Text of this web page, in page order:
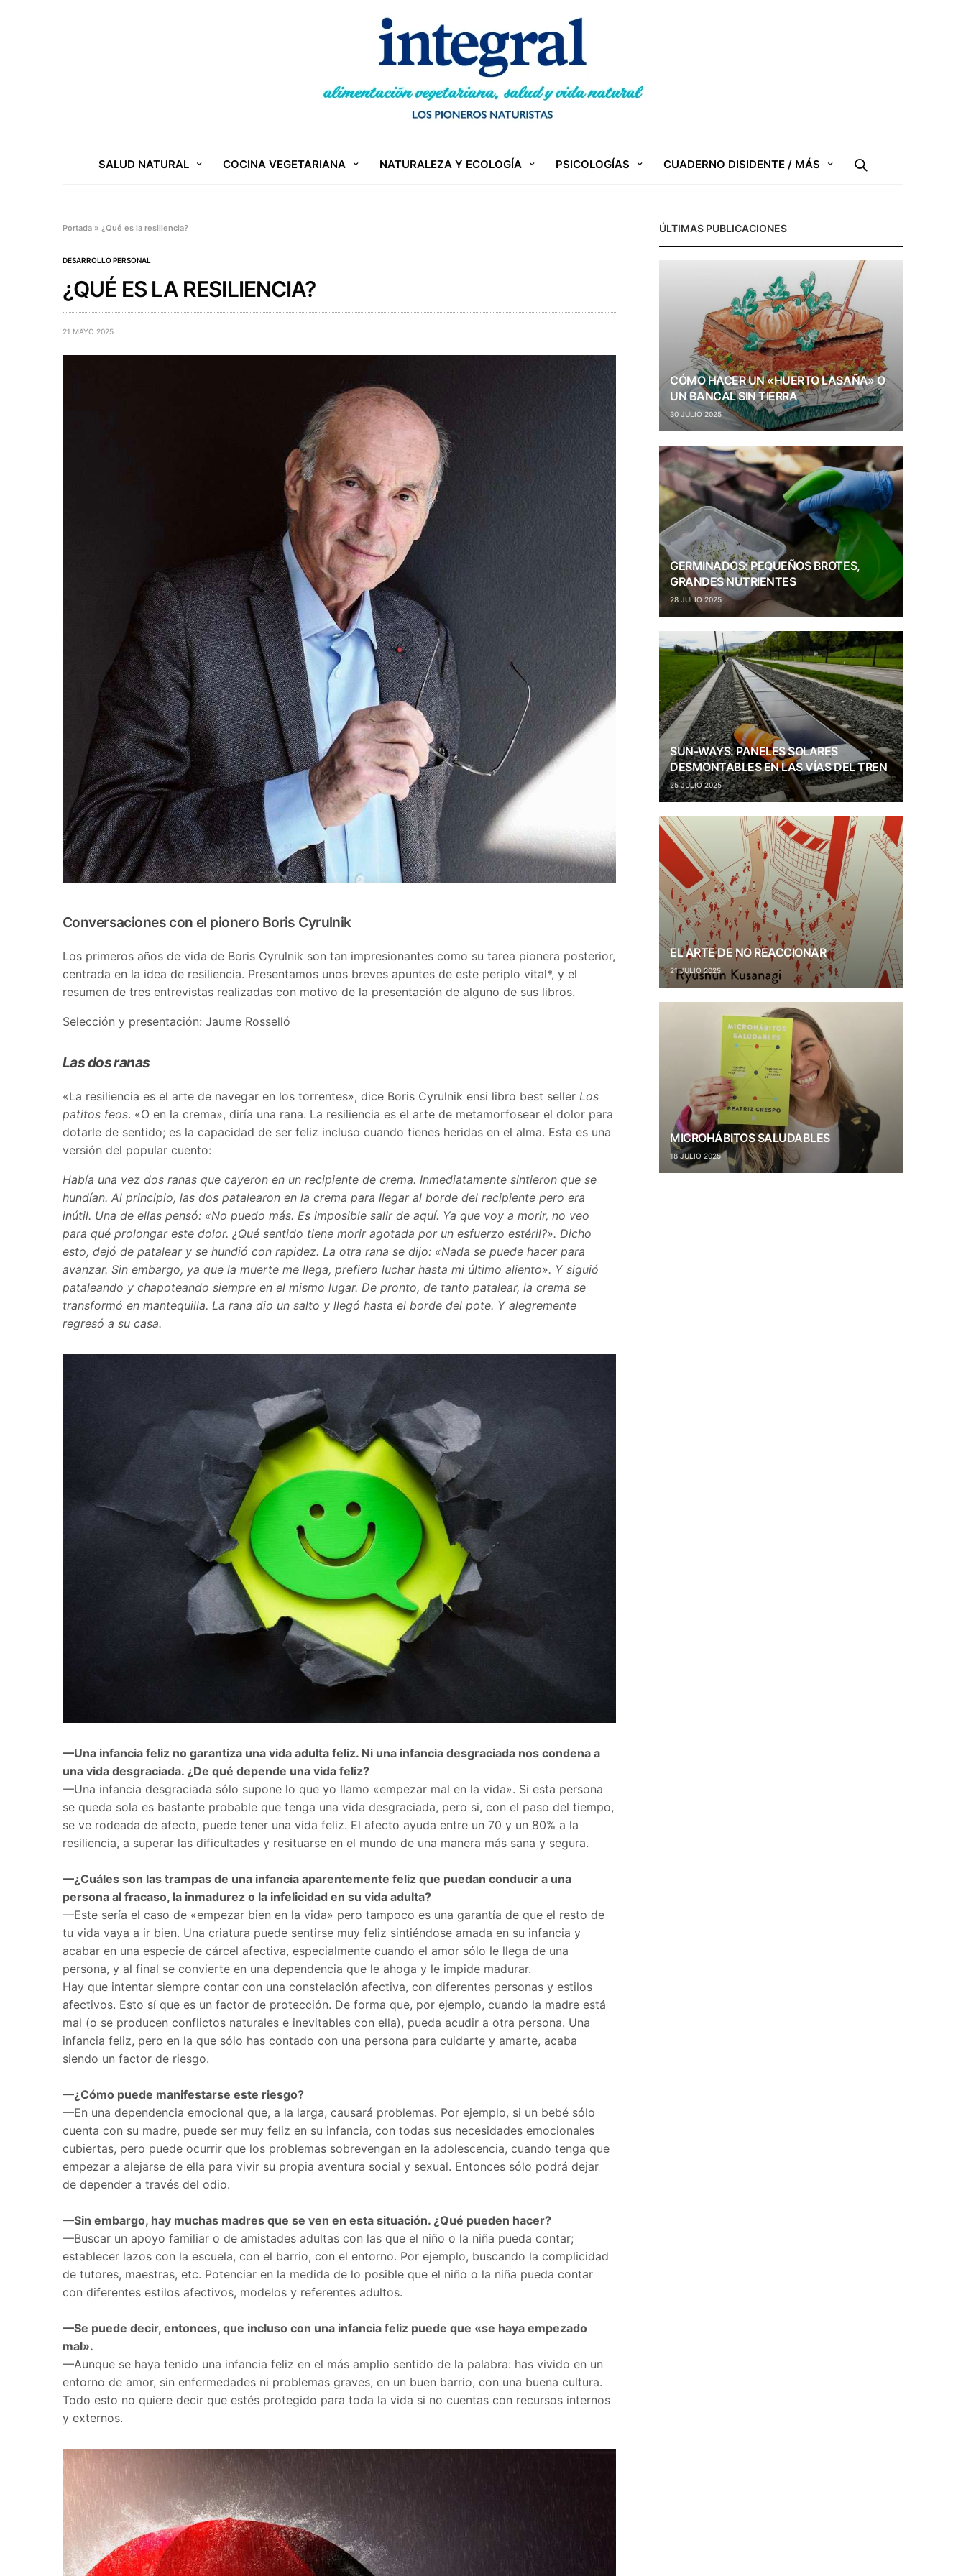
SALUD NATURAL COCINA VEGETARIANA NATURALEZA Y ECOLOGÍA PSICOLOGÍAS CUADERNO DISIDENTE / MÁS
Portada »¿Qué es la resiliencia?
DESARROLLO PERSONAL
¿QUÉ ES LA RESILIENCIA?
21 MAYO 2025
Conversaciones con el pionero Boris Cyrulnik
Los primeros años de vida de Boris Cyrulnik son tan impresionantes como su tarea pionera posterior,
centrada en la idea de resiliencia. Presentamos unos breves apuntes de este periplo vital*, y el
resumen de tres entrevistas realizadas con motivo de la presentación de alguno de sus libros.
Selección y presentación: Jaume Rosselló
Las dos ranas
«La resiliencia es el arte de navegar en los torrentes», dice Boris Cyrulnik ensi libro best seller Los
patitos feos. «O en la crema», diría una rana. La resiliencia es el arte de metamorfosear el dolor para
dotarle de sentido; es la capacidad de ser feliz incluso cuando tienes heridas en el alma. Esta es una
versión del popular cuento:
Había una vez dos ranas que cayeron en un recipiente de crema. Inmediatamente sintieron que se
hundían. Al principio, las dos patalearon en la crema para llegar al borde del recipiente pero era
inútil. Una de ellas pensó: «No puedo más. Es imposible salir de aquí. Ya que voy a morir, no veo
para qué prolongar este dolor. ¿Qué sentido tiene morir agotada por un esfuerzo estéril?». Dicho
esto, dejó de patalear y se hundió con rapidez. La otra rana se dijo: «Nada se puede hacer para
avanzar. Sin embargo, ya que la muerte me llega, prefiero luchar hasta mi último aliento». Y siguió
pataleando y chapoteando siempre en el mismo lugar. De pronto, de tanto patalear, la crema se
transformó en mantequilla. La rana dio un salto y llegó hasta el borde del pote. Y alegremente
regresó a su casa.
—Una infancia feliz no garantiza una vida adulta feliz. Ni una infancia desgraciada nos condena a
una vida desgraciada. ¿De qué depende una vida feliz?
—Una infancia desgraciada sólo supone lo que yo llamo «empezar mal en la vida». Si esta persona
se queda sola es bastante probable que tenga una vida desgraciada, pero si, con el paso del tiempo,
se ve rodeada de afecto, puede tener una vida feliz. El afecto ayuda entre un 70 y un 80% a la
resiliencia, a superar las dificultades y resituarse en el mundo de una manera más sana y segura.
—¿Cuáles son las trampas de una infancia aparentemente feliz que puedan conducir a una
persona al fracaso, la inmadurez o la infelicidad en su vida adulta?
—Este sería el caso de «empezar bien en la vida» pero tampoco es una garantía de que el resto de
tu vida vaya a ir bien. Una criatura puede sentirse muy feliz sintiéndose amada en su infancia y
acabar en una especie de cárcel afectiva, especialmente cuando el amor sólo le llega de una
persona, y al final se convierte en una dependencia que le ahoga y le impide madurar.
Hay que intentar siempre contar con una constelación afectiva, con diferentes personas y estilos
afectivos. Esto sí que es un factor de protección. De forma que, por ejemplo, cuando la madre está
mal (o se producen conflictos naturales e inevitables con ella), pueda acudir a otra persona. Una
infancia feliz, pero en la que sólo has contado con una persona para cuidarte y amarte, acaba
siendo un factor de riesgo.
—¿Cómo puede manifestarse este riesgo?
—En una dependencia emocional que, a la larga, causará problemas. Por ejemplo, si un bebé sólo
cuenta con su madre, puede ser muy feliz en su infancia, con todas sus necesidades emocionales
cubiertas, pero puede ocurrir que los problemas sobrevengan en la adolescencia, cuando tenga que
empezar a alejarse de ella para vivir su propia aventura social y sexual. Entonces sólo podrá dejar
de depender a través del odio.
—Sin embargo, hay muchas madres que se ven en esta situación. ¿Qué pueden hacer?
—Buscar un apoyo familiar o de amistades adultas con las que el niño o la niña pueda contar;
establecer lazos con la escuela, con el barrio, con el entorno. Por ejemplo, buscando la complicidad
de tutores, maestras, etc. Potenciar en la medida de lo posible que el niño o la niña pueda contar
con diferentes estilos afectivos, modelos y referentes adultos.
—Se puede decir, entonces, que incluso con una infancia feliz puede que «se haya empezado
mal».
—Aunque se haya tenido una infancia feliz en el más amplio sentido de la palabra: has vivido en un
entorno de amor, sin enfermedades ni problemas graves, en un buen barrio, con una buena cultura.
Todo esto no quiere decir que estés protegido para toda la vida si no cuentas con recursos internos
y externos.
ÚLTIMAS PUBLICACIONES
CÓMO HACER UN «HUERTO LASAÑA» O
UN BANCAL SIN TIERRA
30 JULIO 2025
GERMINADOS: PEQUEÑOS BROTES,
GRANDES NUTRIENTES
28 JULIO 2025
SUN-WAYS: PANELES SOLARES
DESMONTABLES EN LAS VÍAS DEL TREN
25 JULIO 2025
EL ARTE DE NO REACCIONAR
21 JULIO 2025
MICROHÁBITOS SALUDABLES
18 JULIO 2025